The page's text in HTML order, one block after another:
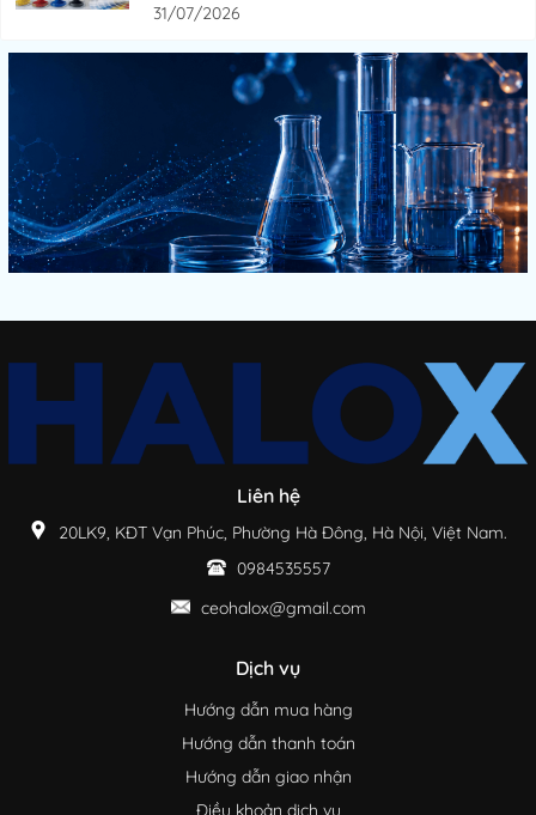
31/07/2026
Liên hệ
20LK9, KĐT Vạn Phúc, Phường Hà Đông, Hà Nội, Việt Nam.
0984535557
ceohalox@gmail.com
Dịch vụ
Hướng dẫn mua hàng
Hướng dẫn thanh toán
Hướng dẫn giao nhận
Điều khoản dịch vụ